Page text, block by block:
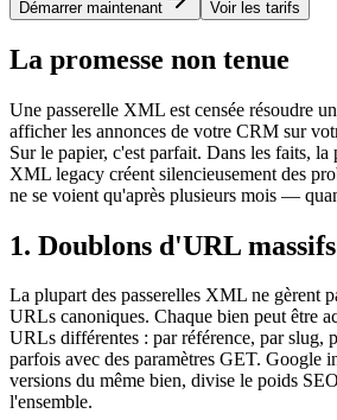
Démarrer maintenant Voir les tarifs
La promesse non tenue
Une passerelle XML est censée résoudre
afficher les annonces de votre CRM sur
Sur le papier, c'est parfait. Dans les faits, la
XML legacy créent silencieusement des
ne se voient qu'après plusieurs mois —
1. Doublons d'URL massifs
La plupart des passerelles XML ne gèrent
URLs canoniques. Chaque bien peut être
URLs différentes : par référence, par slug,
parfois avec des paramètres GET. Google
versions du même bien, divise le poids
l'ensemble.